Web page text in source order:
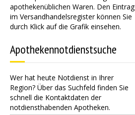
apothekenüblichen Waren. Den Eintrag
im Versandhandelsregister können Sie
durch Klick auf die Grafik einsehen.
Apothekennotdienstsuche
Wer hat heute Notdienst in Ihrer
Region? Über das Suchfeld finden Sie
schnell die Kontaktdaten der
notdiensthabenden Apotheken.